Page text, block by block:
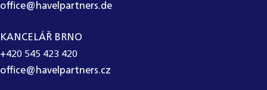
office@havelpartners.de
KANCELÁŘ BRNO
+420 545 423 420
office@havelpartners.cz